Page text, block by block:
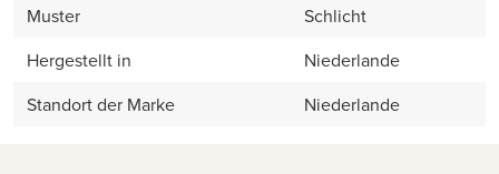
Muster
Schlicht
Hergestellt in
Niederlande
Standort der Marke
Niederlande